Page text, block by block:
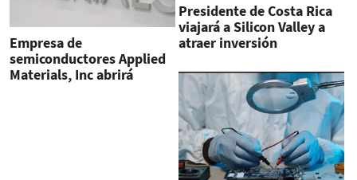
Empresa de
semiconductores Applied
Materials, Inc abrirá
Presidente de Costa Rica
viajará a Silicon Valley​​ a
atraer inversión